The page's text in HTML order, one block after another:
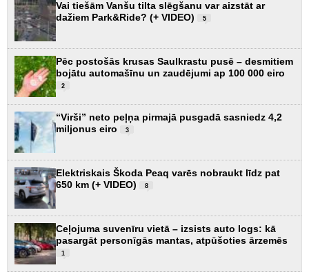
Vai tiešām Vanšu tilta slēgšanu var aizstāt ar
dažiem Park&Ride? (+ VIDEO)
5
Pēc postošās krusas Saulkrastu pusē – desmitiem
bojātu automašīnu un zaudējumi ap 100 000 eiro
2
“Virši” neto peļņa pirmajā pusgadā sasniedz 4,2
miljonus eiro
3
Elektriskais Škoda Peaq varēs nobraukt līdz pat
650 km (+ VIDEO)
8
Ceļojuma suvenīru vietā – izsists auto logs: kā
pasargāt personīgās mantas, atpūšoties ārzemēs
1